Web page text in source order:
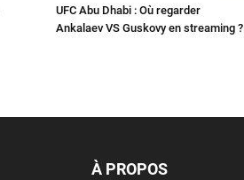
UFC Abu Dhabi : Où regarder
Ankalaev VS Guskovy en streaming ?
À PROPOS